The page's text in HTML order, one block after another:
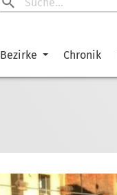
Bezirke Chronik